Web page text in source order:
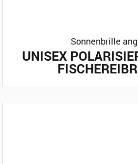
Sonnenbrille
UNISEX